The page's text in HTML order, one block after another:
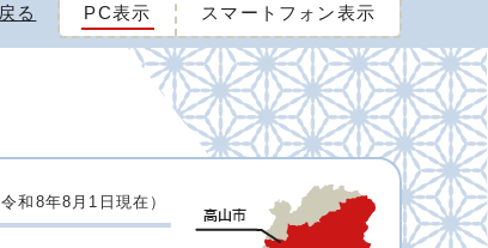
る PC表示 スマートフォン表示
令和8年8月1日現在）